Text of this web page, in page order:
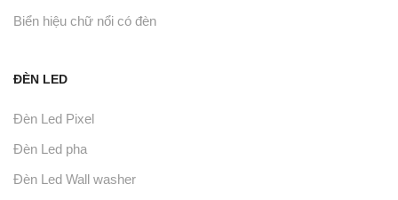
Biển hiệu chữ nổi có đèn
ĐÈN LED
Đèn Led Pixel
Đèn Led pha
Đèn Led Wall washer